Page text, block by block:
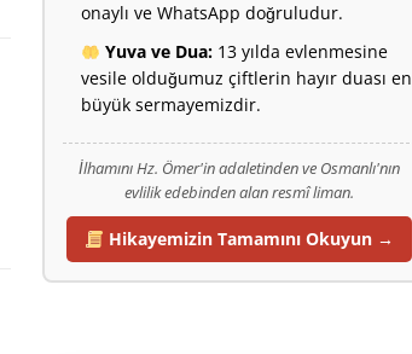
onaylı ve WhatsApp doğruludur.
Yuva ve Dua:13 yılda evlenmesine
vesile olduğumuz çiftlerin hayır duası en
büyük sermayemizdir.
İlhamını Hz. Ömer'in adaletinden ve Osmanlı'nın
evlilik edebinden alan resmî liman.
Hikayemizin Tamamını Okuyun →